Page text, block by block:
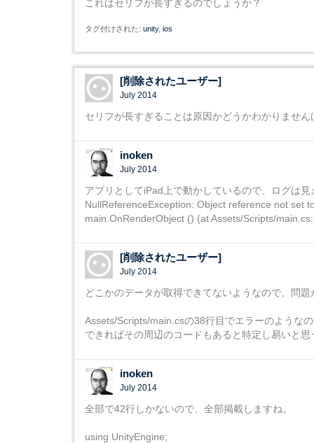
これはセリフが長すぎるのでしょうか？
タグ付けされた: unity ios
[削除されたユーザー]
July 2014
セリフが長すぎることは原因かどうかわかりませ
inoken
July 2014
アプリとしてiPad上で動かしているので、ログは
NullReferenceException: Object reference not set
main.OnRenderObject () (at Assets/Scripts/
[削除されたユーザー]
July 2014
どこかのデータが取得できてないようなので、問
Assets/Scripts/main.csの38行目でエラーのような
できればその周辺のコードもあると特定し易いと思
inoken
July 2014
全部で42行しかないので、全部掲載しますね。
using UnityEngine;